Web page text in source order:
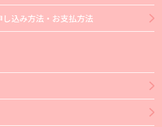
込み方法・お支払方法